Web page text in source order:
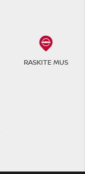
RASKITE MUS